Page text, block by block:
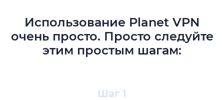
Использование Planet VPN
очень просто. Просто следуйте
этим простым шагам:
Шаг 1